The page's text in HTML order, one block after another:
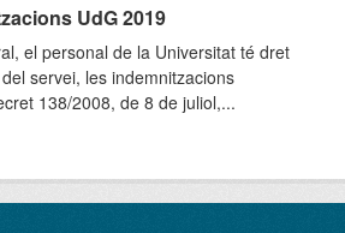
UdG 2019
el personal de la Universitat té dret
servei, les indemnitzacions
138/2008, de 8 de juliol,...